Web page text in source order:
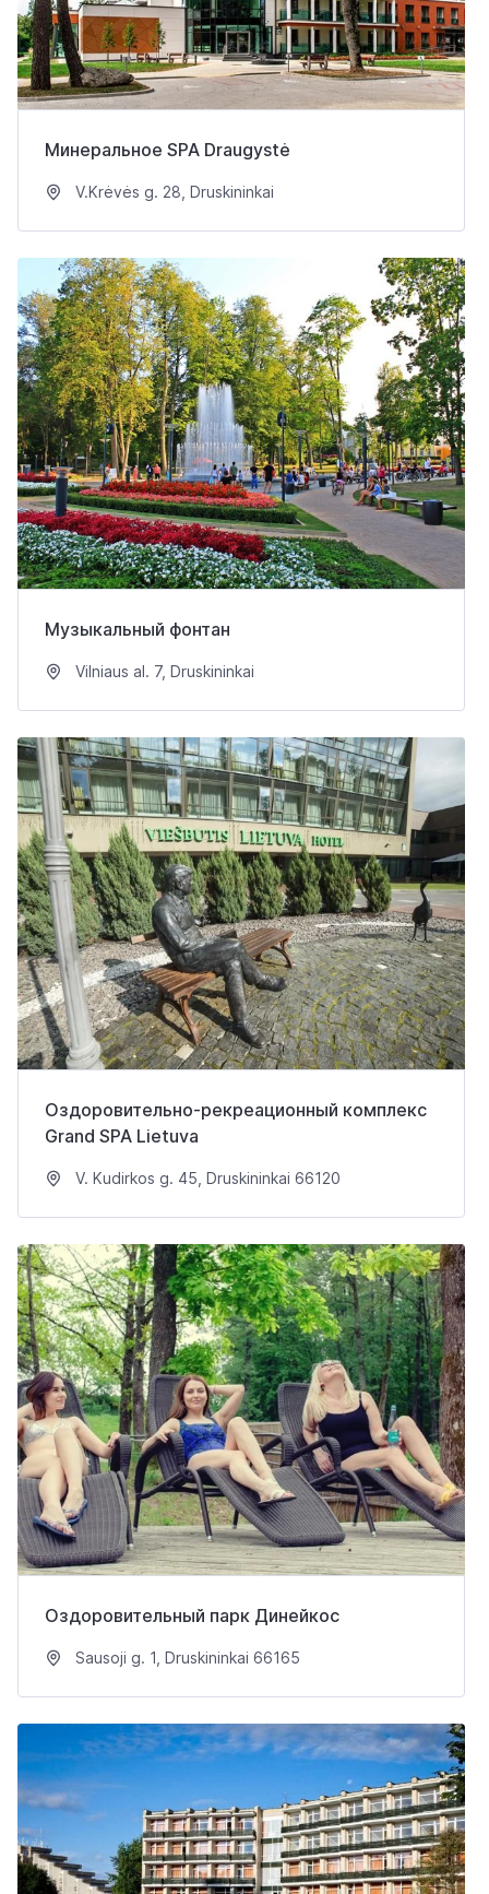
Минеральное SPA Draugystė
V.Krėvės g. 28, Druskininkai
Музыкальный фонтан
Vilniaus al. 7, Druskininkai
Оздоровительно-рекреационный комплекс
Grand SPA Lietuva
V. Kudirkos g. 45, Druskininkai 66120
Оздоровительный парк Динейкос
Sausoji g. 1, Druskininkai 66165